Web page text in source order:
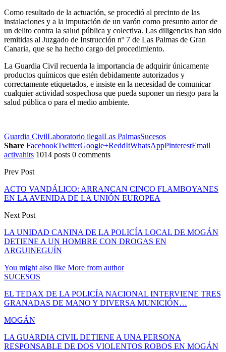
Como resultado de la actuación, se procedió al precinto de las
instalaciones y a la imputación de un varón como presunto autor de
un delito contra la salud pública y colectiva. Las diligencias han sido
remitidas al Juzgado de Instrucción nº 7 de Las Palmas de Gran
Canaria, que se ha hecho cargo del procedimiento.
La Guardia Civil recuerda la importancia de adquirir únicamente
productos químicos que estén debidamente autorizados y
correctamente etiquetados, e insiste en la necesidad de comunicar
cualquier actividad sospechosa que pueda suponer un riesgo para la
salud pública o para el medio ambiente.
Guardia CivilLaboratorio ilegalLas PalmasSucesos
Share FacebookTwitterGoogle+ReddItWhatsAppPinterestEmail
activahits 1014 posts 0 comments
Prev Post
ACTO VANDÁLICO: ARRANCAN CINCO FLAMBOYANES
EN LA AVENIDA DE LA UNIÓN EUROPEA
Next Post
LA UNIDAD CANINA DE LA POLICÍA LOCAL DE MOGÁN
DETIENE A UN HOMBRE CON DROGAS EN
ARGUINEGUÍN
You might also like More from author
SUCESOS
EL TEDAX DE LA POLICÍA NACIONAL INTERVIENE TRES
GRANADAS DE MANO Y DIVERSA MUNICIÓN…
MOGÁN
LA GUARDIA CIVIL DETIENE A UNA PERSONA
RESPONSABLE DE DOS VIOLENTOS ROBOS EN MOGÁN